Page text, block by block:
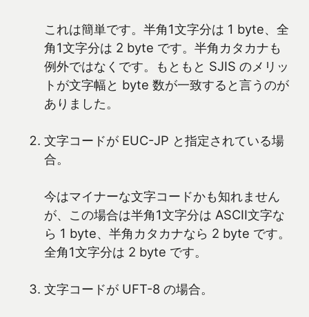
これは簡単です。半角1文字分は 1 byte、全
角1文字分は 2 byte です。半角カタカナも
例外ではなくです。もともと SJIS のメリッ
トが文字幅と byte 数が一致すると言うのが
ありました。
文字コードが EUC-JP と指定されている場
合。
今はマイナーな文字コードかも知れません
が、この場合は半角1文字分は ASCII文字な
ら 1 byte、半角カタカナなら 2 byte です。
全角1文字分は 2 byte です。
文字コードが UFT-8 の場合。